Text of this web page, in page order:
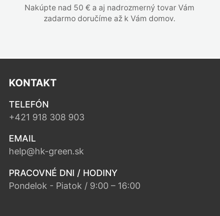
Nakúpte nad 50 € a aj nadrozmerný tovar Vám
zadarmo doručíme až k Vám domov.
KONTAKT
TELEFÓN
+421 918 308 903
EMAIL
help@hk-green.sk
PRACOVNÉ DNI / HODINY
Pondelok - Piatok / 9:00 – 16:00